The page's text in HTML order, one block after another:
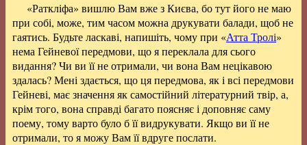
«Раткліфа» вишлю Вам вже з Києва, бо тут його не маю
при собі, може, тим часом можна друкувати балади, щоб не
гаятись. Будьте ласкаві, напишіть, чому при «Атта Тролі»
нема Гейневої передмови, що я переклала для сього
видання? Чи ви її не отримали, чи вона Вам нецікавою
здалась? Мені здається, що ця передмова, як і всі передмови
Гейневі, має значення як самостійний літературний твір, а,
крім того, вона справді багато поясняє і доповняє саму
поему, тому варто було б її видрукувати. Якщо ви її не
отримали, то я можу Вам її вдруге послати.